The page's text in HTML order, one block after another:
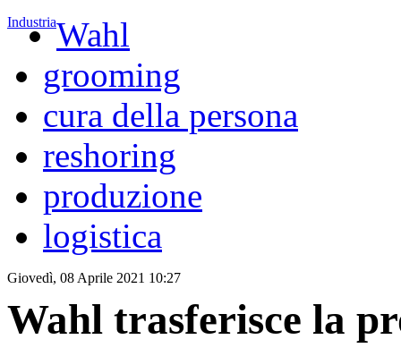
IndustriaWahl
grooming
cura della persona
reshoring
produzione
logistica
Giovedì, 08 Aprile 2021 10:27
Wahl trasferisce la